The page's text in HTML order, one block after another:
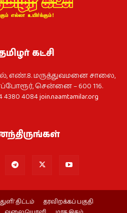
கட்சி
எண்.8. மருத்துவமனை சாலை,
சென்னை – 600 116.
4084join.naamtamilar.org
திட்டம்
தரவிறக்கப் பகுதி